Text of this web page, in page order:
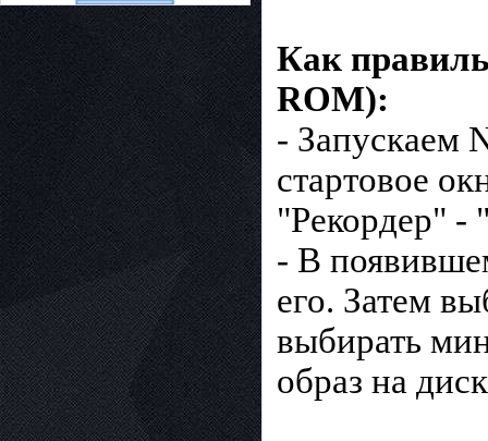
Как
ROM):
- Запускаем
стартовое
"Рекордер" -
- В
его. Затем
выбирать
образ на